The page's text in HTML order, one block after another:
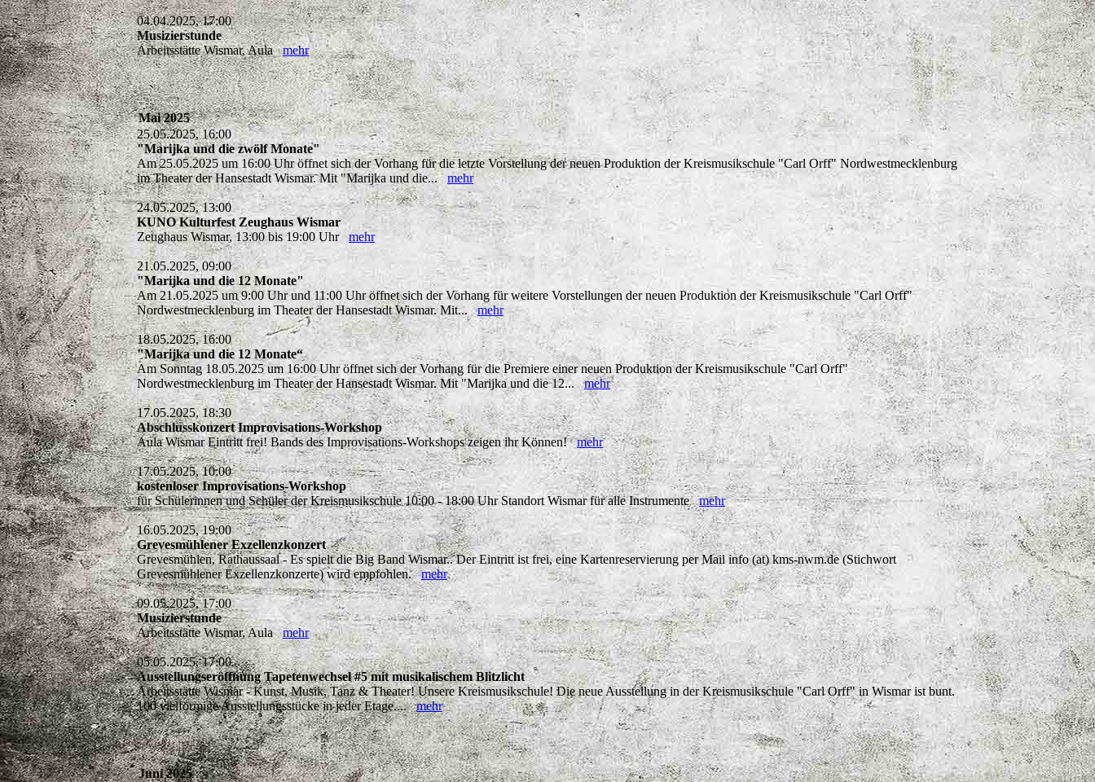
04.04.2025, 17:00
Musizierstunde
Arbeitsstätte Wismar, Aulamehr
Mai 2025
25.05.2025, 16:00
"Marijka und die zwölf Monate"
Am 25.05.2025 um 16:00 Uhr öffnet sich der Vorhang für die letzte Vorstellung der neuen Produktion der Kreismusikschule "Carl Orff" Nordwestmecklenburg
im Theater der Hansestadt Wismar. Mit "Marijka und die...mehr
24.05.2025, 13:00
KUNO Kulturfest Zeughaus Wismar
Zeughaus Wismar, 13:00 bis 19:00 Uhrmehr
21.05.2025, 09:00
"Marijka und die 12 Monate"
Am 21.05.2025 um 9:00 Uhr und 11:00 Uhr öffnet sich der Vorhang für weitere Vorstellungen der neuen Produktion der Kreismusikschule "Carl Orff"
Nordwestmecklenburg im Theater der Hansestadt Wismar. Mit...mehr
18.05.2025, 16:00
"Marijka und die 12 Monate“
Am Sonntag 18.05.2025 um 16:00 Uhr öffnet sich der Vorhang für die Premiere einer neuen Produktion der Kreismusikschule "Carl Orff"
Nordwestmecklenburg im Theater der Hansestadt Wismar. Mit "Marijka und die 12...mehr
17.05.2025, 18:30
Abschlusskonzert Improvisations-Workshop
Aula Wismar Eintritt frei! Bands des Improvisations-Workshops zeigen ihr Können!mehr
17.05.2025, 10:00
kostenloser Improvisations-Workshop
für Schülerinnen und Schüler der Kreismusikschule 10:00 - 18:00 Uhr Standort Wismar für alle Instrumentemehr
16.05.2025, 19:00
Grevesmühlener Exzellenzkonzert
Grevesmühlen, Rathaussaal - Es spielt die Big Band Wismar.. Der Eintritt ist frei, eine Kartenreservierung per Mail info (at) kms-nwm.de (Stichwort
Grevesmühlener Exzellenzkonzerte) wird empfohlen.mehr
09.05.2025, 17:00
Musizierstunde
Arbeitsstätte Wismar, Aulamehr
05.05.2025, 17:00
Ausstellungseröffnung Tapetenwechsel #5 mit musikalischem Blitzlicht
Arbeitsstätte Wismar - Kunst, Musik, Tanz & Theater! Unsere Kreismusikschule! Die neue Ausstellung in der Kreismusikschule "Carl Orff" in Wismar ist bunt.
100 vielförmige Ausstellungsstücke in jeder Etage....mehr
Juni 2025